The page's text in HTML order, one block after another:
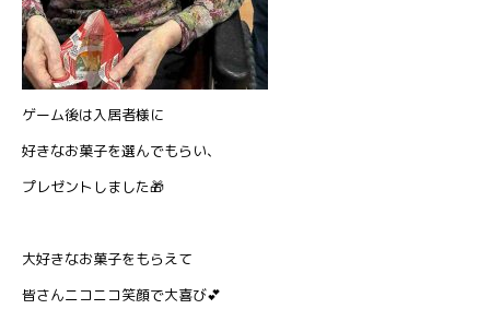
ゲーム後は入居者様に
好きなお菓子を選んでもらい、
プレゼントしました🎁
大好きなお菓子をもらえて
皆さんニコニコ笑顔で大喜び💕